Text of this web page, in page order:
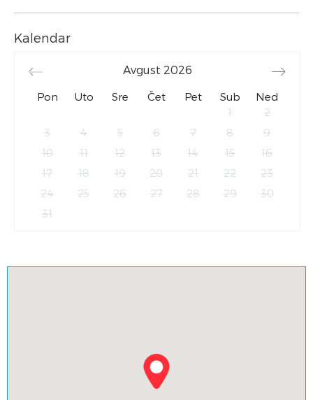
Kalendar
Avgust 2026
Pon Uto Sre Čet Pet Sub
Ned
1
2
3
4 5 6 7 8
9
10
11 12 13 14 15
16
17
18 19 20 21 22
23
24
25 26 27 28 29
30
31